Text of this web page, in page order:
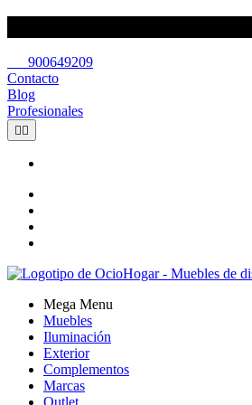
900649209
Contacto
Blog
Profesionales
 
Mega Menu
Muebles
Iluminación
Exterior
Complementos
Marcas
Outlet